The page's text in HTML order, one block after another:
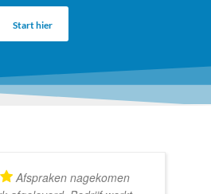
Start hier
Afspraken nagekomen